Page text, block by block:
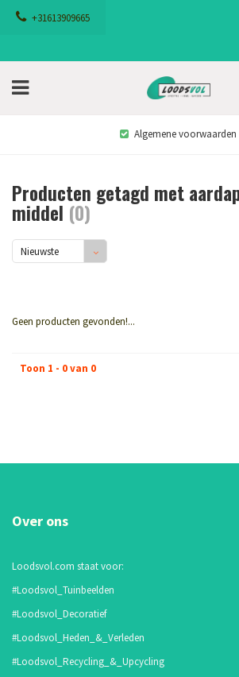
+31613909665
Algemene voorwaarden
Producten getagd met
middel (0)
Nieuwste
Geen producten gevonden!...
Toon 1 - 0 van 0
Over ons
Loodsvol.com staat voor:
#Loodsvol_Tuinbeelden
#Loodsvol_Decoratief
#Loodsvol_Heden_&_Verleden
#Loodsvol_Recycling_&_Upcycling